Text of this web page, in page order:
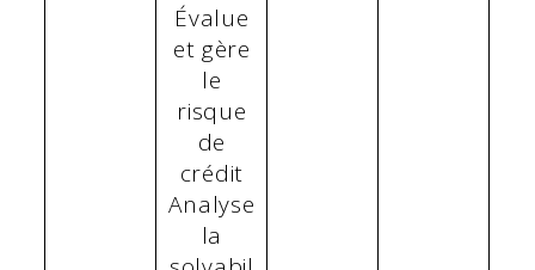
Évalue
et gère
le
risque
de
crédit
Analyse
la